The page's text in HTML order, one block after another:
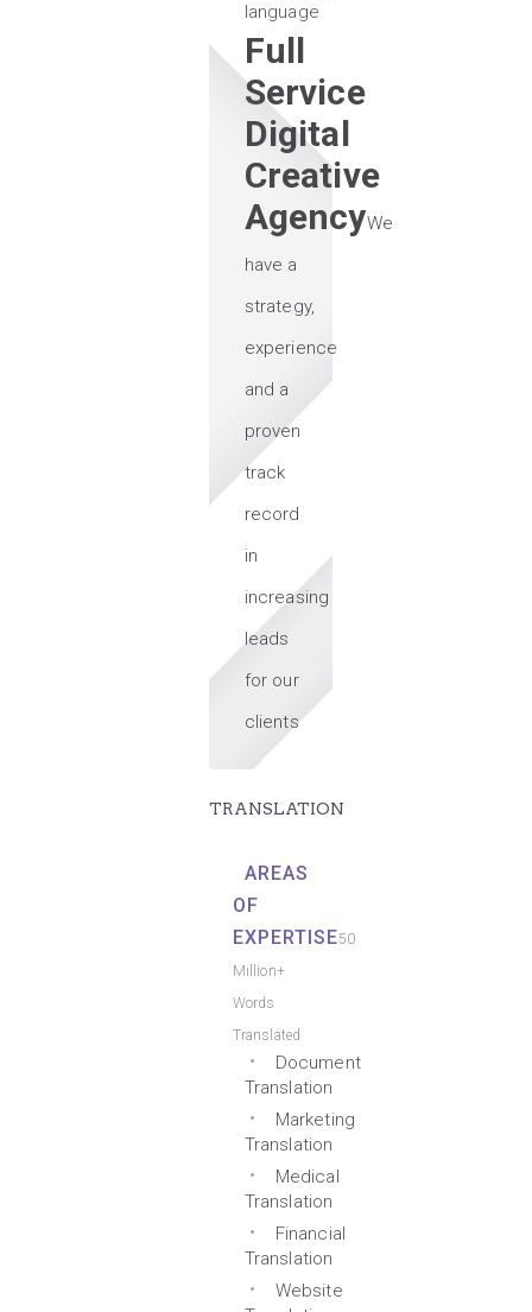
language
Full
Service
Digital
Creative
AgencyWe
have a
strategy,
experience
and a
proven
track
record
in
increasing
leads
for our
clients
TRANSLATION
AREAS
OF
EXPERTISE50
Million+
Words
Translated
Document
Translation
Marketing
Translation
Medical
Translation
Financial
Translation
Website